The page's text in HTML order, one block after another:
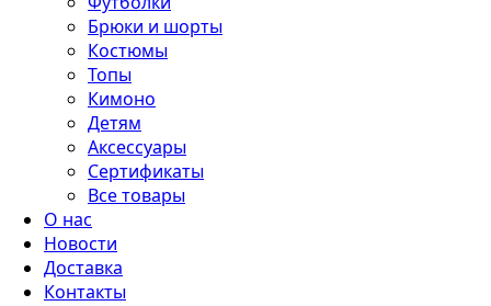
Брюки и шорты
Костюмы
Топы
Кимоно
Детям
Аксессуары
Сертификаты
Все товары
О нас
Новости
Доставка
Контакты